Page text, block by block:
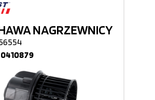
NAGRZEWNICY
0410879